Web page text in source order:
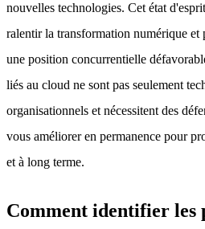
nouvelles technologies. Cet état
ralentir la transformation numérique et
une position concurrentielle
liés au cloud ne sont pas seulement
organisationnels et nécessitent des
vous améliorer en permanence pour
et à long terme.
Comment identifier les